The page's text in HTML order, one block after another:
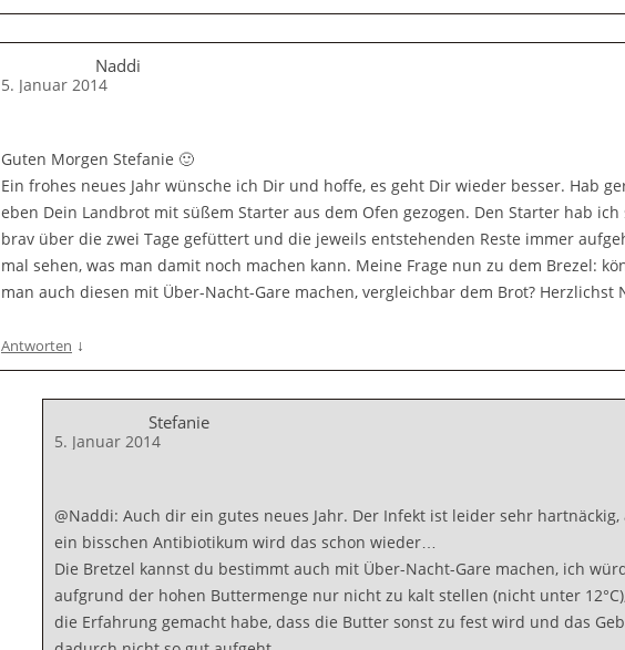
Naddi
5. Januar 2014
Guten Morgen Stefanie 🙂
Ein frohes neues Jahr wünsche ich Dir und hoffe, es geht Dir wieder besser. Hab
eben Dein Landbrot mit süßem Starter aus dem Ofen gezogen. Den Starter hab ich
brav über die zwei Tage gefüttert und die jeweils entstehenden Reste immer
mal sehen, was man damit noch machen kann. Meine Frage nun zu dem Brezel:
man auch diesen mit Über-Nacht-Gare machen, vergleichbar dem Brot? Herzlichst
Antworten ↓
Stefanie
5. Januar 2014
@Naddi: Auch dir ein gutes neues Jahr. Der Infekt ist leider sehr
ein bisschen Antibiotikum wird das schon wieder…
Die Bretzel kannst du bestimmt auch mit Über-Nacht-Gare machen, ich
aufgrund der hohen Buttermenge nur nicht zu kalt stellen (nicht unter
die Erfahrung gemacht habe, dass die Butter sonst zu fest wird und das